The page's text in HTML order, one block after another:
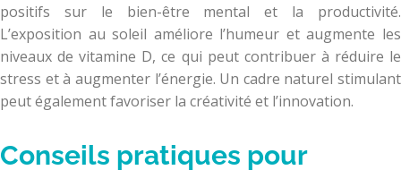
positifs sur le bien-être mental et la productivité.
L’exposition au soleil améliore l’humeur et augmente les
niveaux de vitamine D, ce qui peut contribuer à réduire le
stress et à augmenter l’énergie. Un cadre naturel stimulant
peut également favoriser la créativité et l’innovation.
Conseils pratiques pour